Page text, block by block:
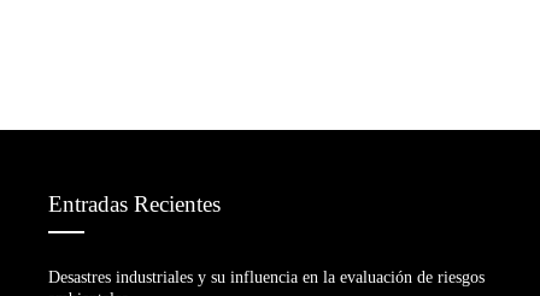
Entradas Recientes
Desastres industriales y su influencia en la evaluación de riesgos